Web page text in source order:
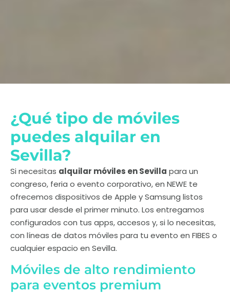
¿Qué tipo de móviles
puedes alquilar en
Sevilla?
Si necesitas alquilar móviles en Sevilla para un
congreso, feria o evento corporativo, en NEWE te
ofrecemos dispositivos de Apple y Samsung listos
para usar desde el primer minuto. Los entregamos
configurados con tus apps, accesos y, si lo necesitas,
con líneas de datos móviles para tu evento en FIBES o
cualquier espacio en Sevilla.
Móviles de alto rendimiento
para eventos premium